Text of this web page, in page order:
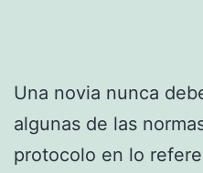
Una novia nunca
algunas de las
protocolo en lo